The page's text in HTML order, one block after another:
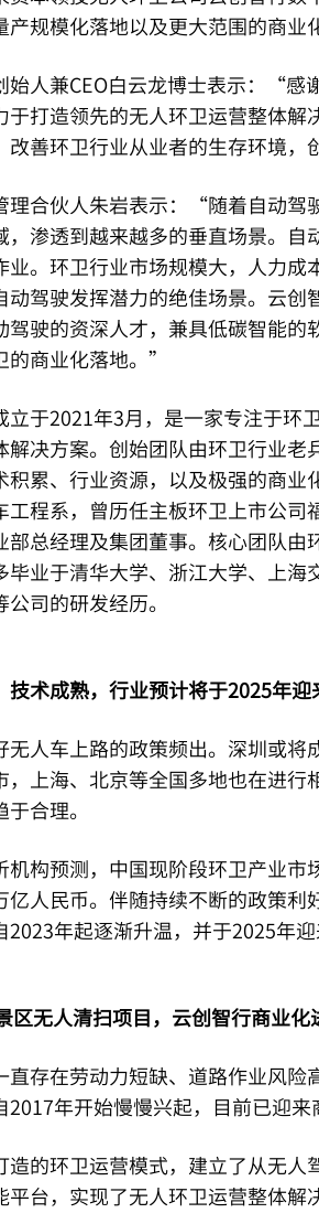
产规模化落地以及更大范围的商业
始人兼CEO白云龙博士表示：“感
于打造领先的无人环卫运营整体
改善环卫行业从业者的生存环境，
理合伙人朱岩表示：“随着自动驾
，渗透到越来越多的垂直场景。
业。环卫行业市场规模大，人力
动驾驶发挥潜力的绝佳场景。云
驾驶的资深人才，兼具低碳智能
的商业化落地。”
立于2021年3月，是一家专注于环
解决方案。创始团队由环卫行业
积累、行业资源，以及极强的商
工程系，曾历任主板环卫上市公
部总经理及集团董事。核心团队
毕业于清华大学、浙江大学、上
司的研发经历。
技术成熟，行业预计将于2025年迎
无人车上路的政策频出。深圳或
，上海、北京等全国多地也在进
合理。
机构预测，中国现阶段环卫产业
亿人民币。伴随持续不断的政策
2023年起逐渐升温，并于2025年迎
区无人清扫项目，云创智行商业化
直存在劳动力短缺、道路作业风
2017年开始慢慢兴起，目前已迎来
造的环卫运营模式，建立了从无
平台，实现了无人环卫运营整体解